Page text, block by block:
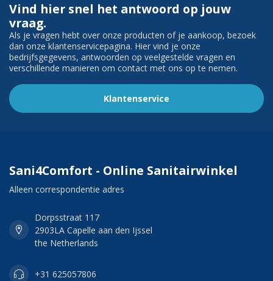
Vind hier snel het antwoord op jouw
vraag.
Als je vragen hebt over onze producten of je aankoop, bezoek
dan onze klantenservicepagina. Hier vind je onze
bedrijfsgegevens, antwoorden op veelgestelde vragen en
verschillende manieren om contact met ons op te nemen.
Klantenservice
Sani4Comfort - Online Sanitairwinkel
Alleen correspondentie adres
Dorpsstraat 117
2903LA Capelle aan den Ijssel
the Netherlands
+31 625057806